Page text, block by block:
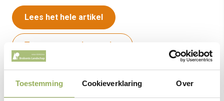
Toestemming Cookieverklaring Over
Lees het hele artikel
Terug naar vorige pagina